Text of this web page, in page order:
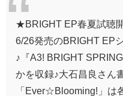
★BRIGHT EP春夏試聴
6/26発売のBRIGHT EP
♪『A3! BRIGHT
かを収録♪大石昌良さん
「Ever☆Blooming!」は